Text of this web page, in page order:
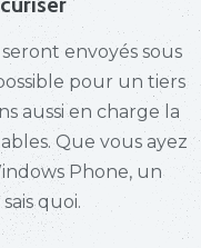
envoyés sous
pour un tiers
aussi en charge la
Que vous ayez
Phone, un
quoi.